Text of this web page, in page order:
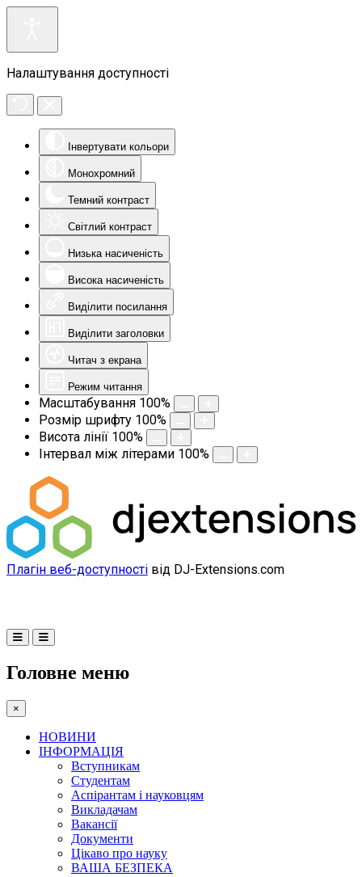
Налаштування доступності
Інвертувати кольори
Монохромний
Темний контраст
Світлий контраст
Низька насиченість
Висока насиченість
Виділити посилання
Виділити заголовки
Читач з екрана
Режим читання
Масштабування 100%
Розмір шрифту 100%
Висота лінії 100%
Інтервал між літерами 100%
Плагін веб-доступності від DJ-Extensions.com
Головне меню
×
НОВИНИ
ІНФОРМАЦІЯ
Вступникам
Студентам
Аспірантам і науковцям
Викладачам
Вакансії
Документи
Цікаво про науку
ВАША БЕЗПЕКА